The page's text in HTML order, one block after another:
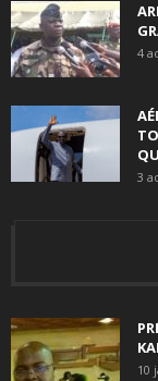
4
3
10